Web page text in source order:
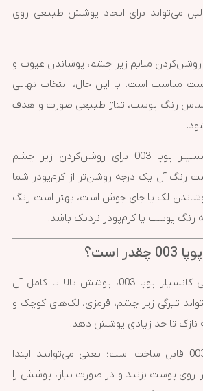
می‌تواند برای ایجاد پوشش طبیعی روی
پوپا 003 برای روشن‌کردن ملایم زیر چشم، پوشاندن عیوب و
مناسب است. با این حال، انتخاب نهایی
اساس رنگ پوست، تناژ طبیعی صورت و هدف
اگر قصد دارید از کانسیلر پوپا 003 برای روشن‌کردن زیر چشم
رنگ آن یک درجه روشن‌تر از کرم‌پودر شما
لک یا جای جوش است، بهتر است رنگ
رنگ پوست یا کرم‌پودر نزدیک باشد.
است؟
یکی از مزیت‌های اصلی کانسیلر پوپا 003، پوشش بالا تا کامل آن
تیرگی زیر چشم، قرمزی، لک‌های کوچک و
نازک تا حد زیادی پوشش دهد.
فرمول کانسیلر پوپا 003 قابل ساخت است؛ یعنی می‌توانید ابتدا
روی پوست بزنید و در صورت نیاز، پوشش را